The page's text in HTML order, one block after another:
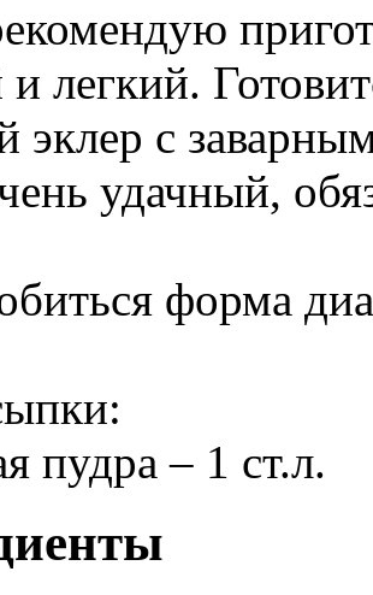
легкий.
эклер с
удачный,
форма
пудра – 1 ст.л.